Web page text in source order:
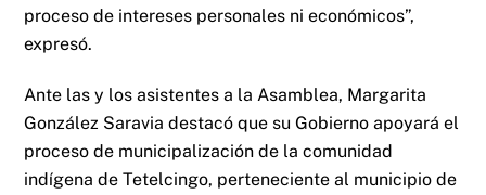
proceso de intereses personales ni económicos”,
expresó.
Ante las y los asistentes a la Asamblea, Margarita
González Saravia destacó que su Gobierno apoyará el
proceso de municipalización de la comunidad
indígena de Tetelcingo, perteneciente al municipio de